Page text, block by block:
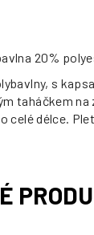
20%
s
taháčkem na
celé délce.